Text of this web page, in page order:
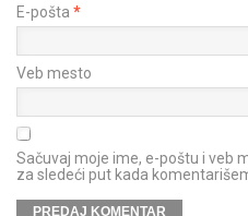
E-pošta *
Veb mesto
Sačuvaj moje ime, e-poštu i veb
za sledeći put kada